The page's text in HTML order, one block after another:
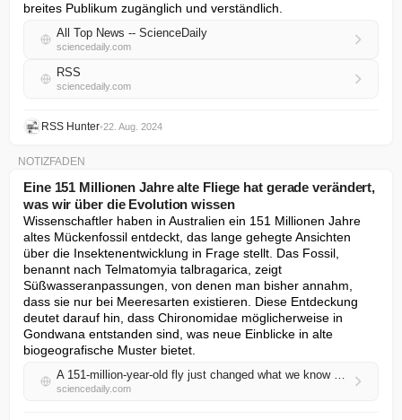
breites Publikum zugänglich und verständlich.
All Top News -- ScienceDaily
sciencedaily.com
RSS
sciencedaily.com
RSS Hunter•22. Aug. 2024
NOTIZFADEN
Eine 151 Millionen Jahre alte Fliege hat gerade verändert,
was wir über die Evolution wissen
Wissenschaftler haben in Australien ein 151 Millionen Jahre
altes Mückenfossil entdeckt, das lange gehegte Ansichten
über die Insektenentwicklung in Frage stellt. Das Fossil,
benannt nach Telmatomyia talbragarica, zeigt
Süßwasseranpassungen, von denen man bisher annahm,
dass sie nur bei Meeresarten existieren. Diese Entdeckung
deutet darauf hin, dass Chironomidae möglicherweise in
Gondwana entstanden sind, was neue Einblicke in alte
biogeografische Muster bietet.
A 151-million-year-old fly just changed what we know about evolution
sciencedaily.com